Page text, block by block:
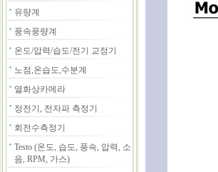
유량계
풍속풍량계
온도/압력/습도/전기 교정기
노점,온습도,수분계
열화상카메라
정전기, 전자파 측정기
회전수측정기
Testo (온도, 습도, 풍속, 압력, 소
음, RPM, 가스)